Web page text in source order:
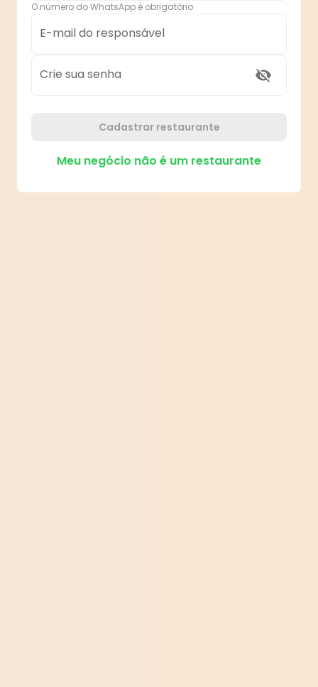
O número do WhatsApp é obrigatório
E-mail do responsável
Crie sua senha
Cadastrar restaurante
Meu negócio não é um restaurante